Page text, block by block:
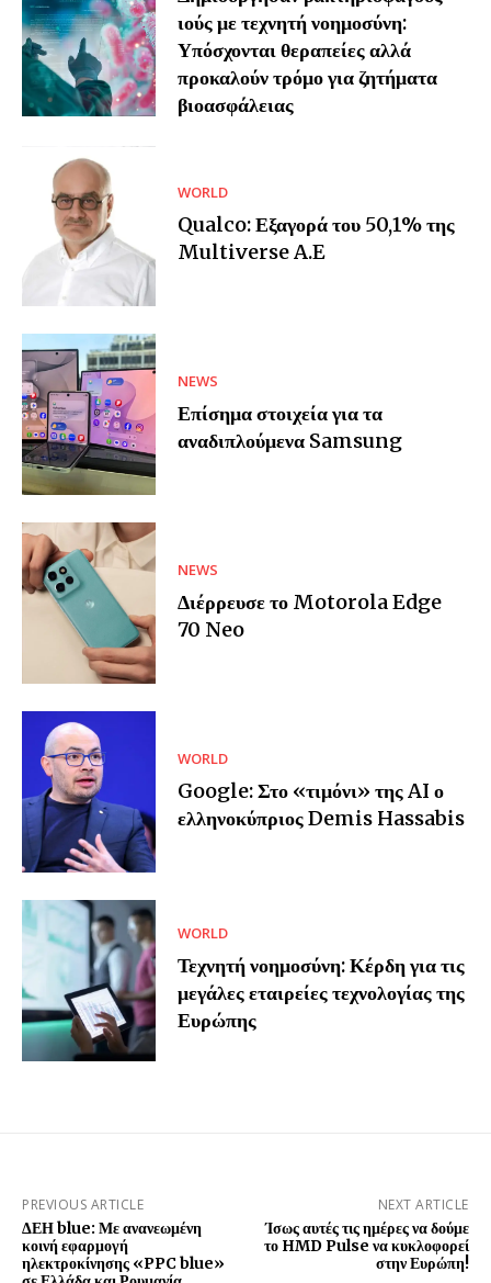
ιούς με τεχνητή νοημοσύνη:
Υπόσχονται θεραπείες αλλά
προκαλούν τρόμο για ζητήματα
βιοασφάλειας
WORLD
Qualco: Εξαγορά του 50,1% της
Multiverse A.E
NEWS
Επίσημα στοιχεία για τα
αναδιπλούμενα Samsung
NEWS
Διέρρευσε το Motorola Edge
70 Neo
WORLD
Google: Στο «τιμόνι» της AI ο
ελληνοκύπριος Demis Hassabis
WORLD
Τεχνητή νοημοσύνη: Κέρδη για τις
μεγάλες εταιρείες τεχνολογίας της
Ευρώπης
PREVIOUS ARTICLE
ΔΕΗ blue: Με ανανεωμένη
κοινή εφαρμογή
ηλεκτροκίνησης «PPC blue»
NEXT ARTICLE
Ίσως αυτές τις ημέρες να δούμε
το HMD Pulse να κυκλοφορεί
στην Ευρώπη!